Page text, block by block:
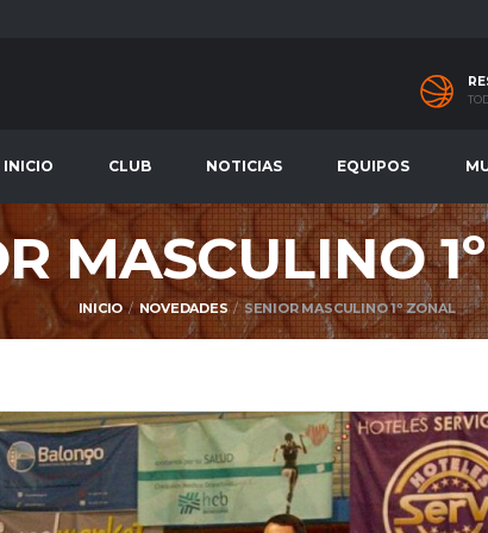
INICIO CLUB NOTICIAS EQUIPOS
MASCULINO
INICIO NOVEDADES SENIOR MASCULINO 1º ZONAL